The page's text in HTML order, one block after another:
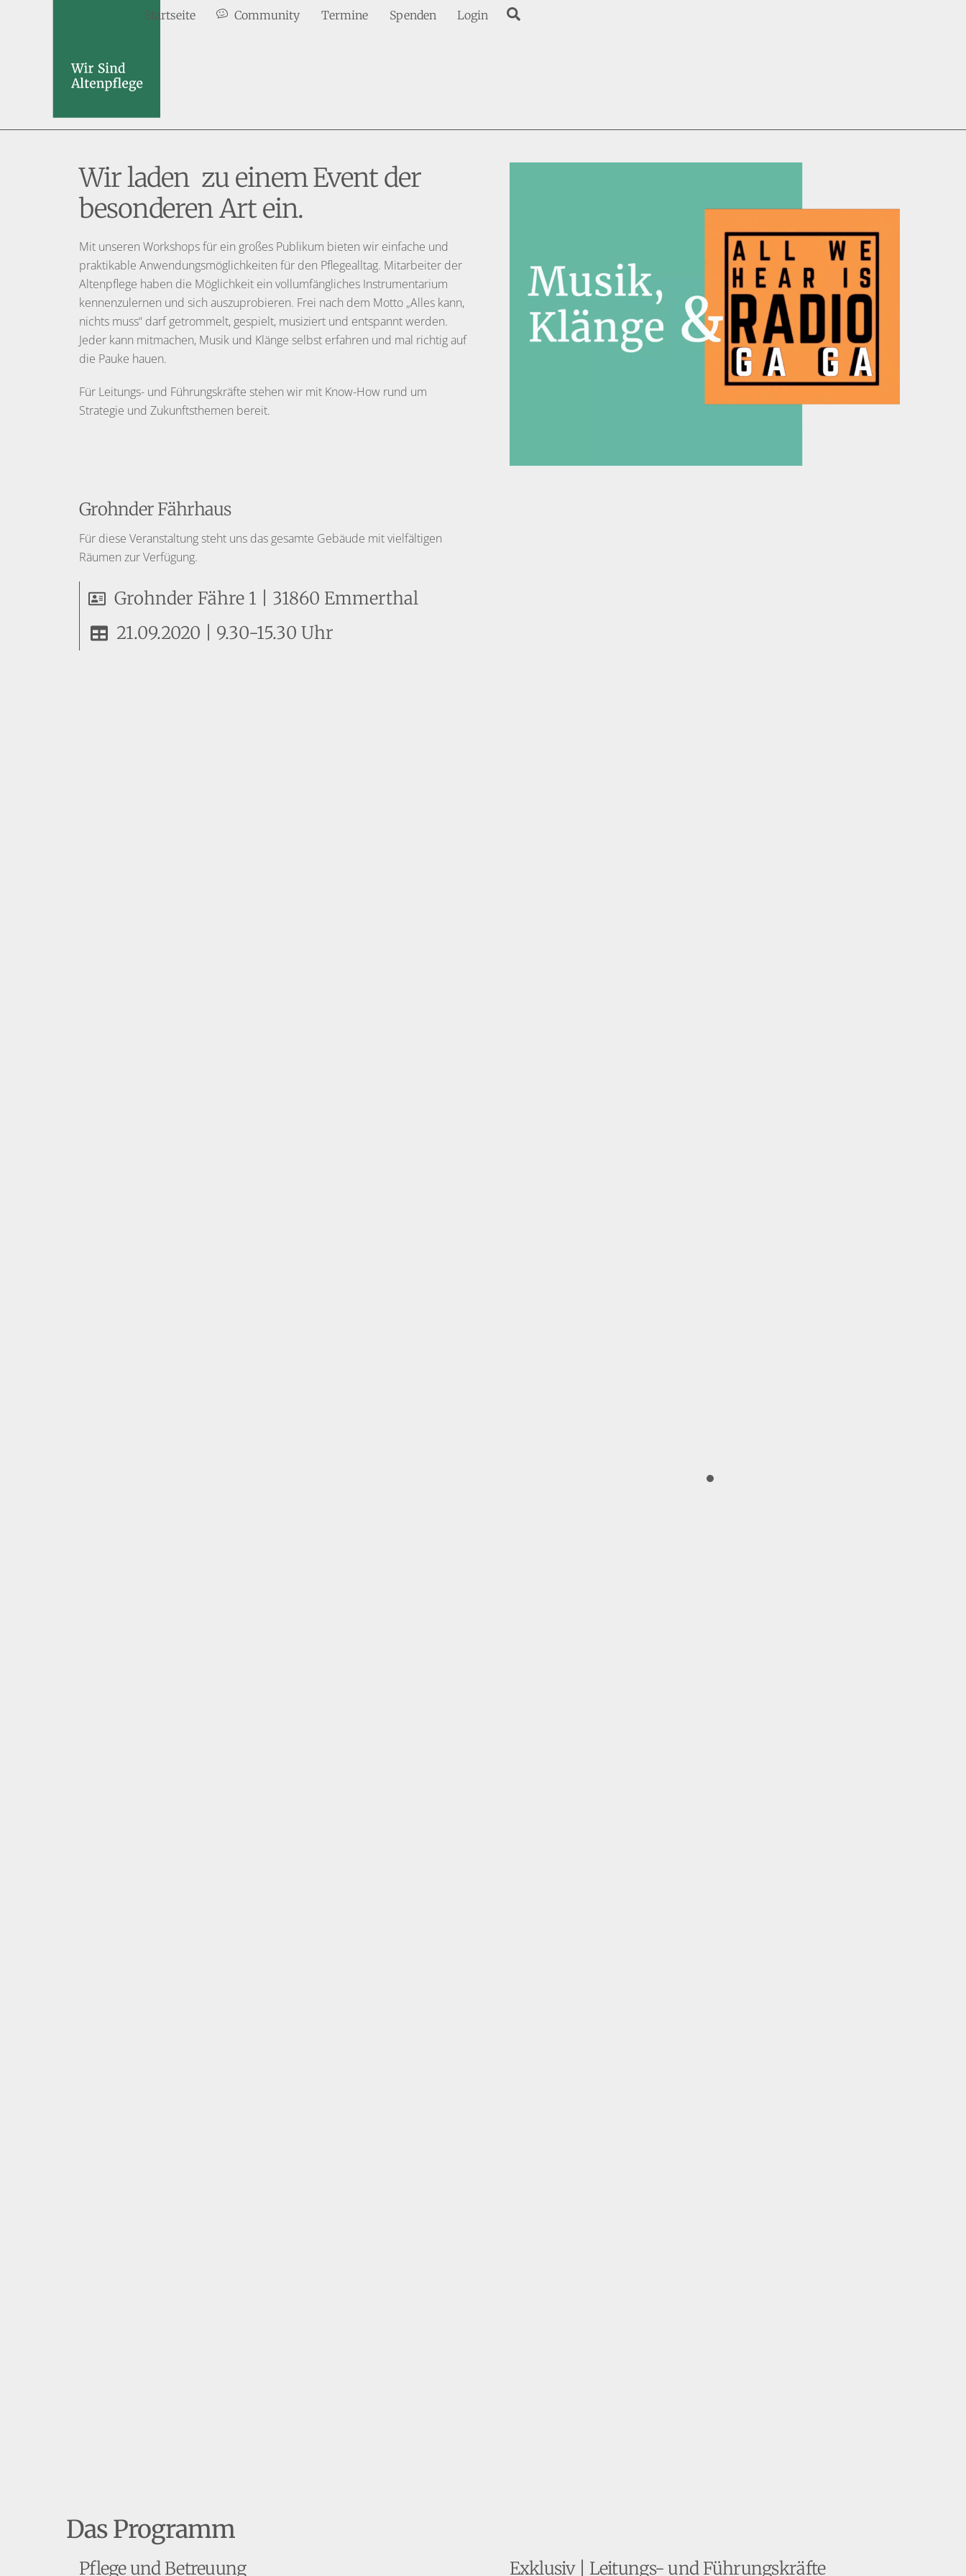
Startseite Community Termine Spenden Login
Wir laden zu einem Event der
besonderen Art ein.
Mit unseren Workshops für ein großes Publikum bieten wir einfache und
praktikable Anwendungsmöglichkeiten für den Pflegealltag. Mitarbeiter der
Altenpflege haben die Möglichkeit ein vollumfängliches Instrumentarium
kennenzulernen und sich auszuprobieren. Frei nach dem Motto „Alles kann,
nichts muss“ darf getrommelt, gespielt, musiziert und entspannt werden.
Jeder kann mitmachen, Musik und Klänge selbst erfahren und mal richtig auf
die Pauke hauen.
Für Leitungs- und Führungskräfte stehen wir mit Know-How rund um
Strategie und Zukunftsthemen bereit.
Grohnder Fährhaus
Für diese Veranstaltung steht uns das gesamte Gebäude mit vielfältigen
Räumen zur Verfügung.
Grohnder Fähre 1 | 31860 Emmerthal
21.09.2020 | 9.30-15.30 Uhr
Das Programm
Pflege und Betreuung Exklusiv | Leitungs- und Führungskräfte